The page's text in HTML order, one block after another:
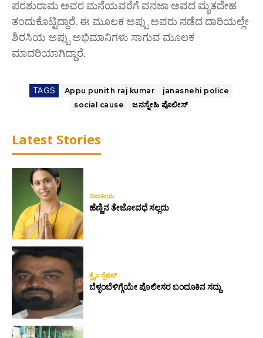
ಪರಶುರಾಮ ಅವರ ಮನೆಯವರೆಗೆ ವನಜಾ ಅವದ ಮೃತದೇಹ
ತಂದುಕೊಟ್ಟಿದ್ದಾರೆ. ಈ ಮೂಲಕ ಅಪ್ಪು ಅವರು ನಡೆದ ದಾರಿಯಲ್ಲೇ
ಶಿರಸಿಯ ಅಪ್ಪು ಅಭಿಮಾನಿಗಳು ಸಾಗುವ ಮೂಲಕ
ಮಾದರಿಯಾಗಿದ್ದಾರೆ.
TAGS Appu punith raj kumar
janasnehi police
social cause
ಜನಸ್ನೇಹಿ ಪೊಲೀಸ್
Latest Stories
ರಾಜಕೀಯ
ಹೆಣ್ಣಿನ ತೇಜೋವಧೆ ಸಲ್ಲದು
ಕ್ರೈಂ ಸ್ಪೆಷಲ್
ಬೆಳ್ಳಂಬೆಳಿಗ್ಗೆಯೇ ಪೊಲೀಸರ ಬಂದೂಕಿನ ಸದ್ದು